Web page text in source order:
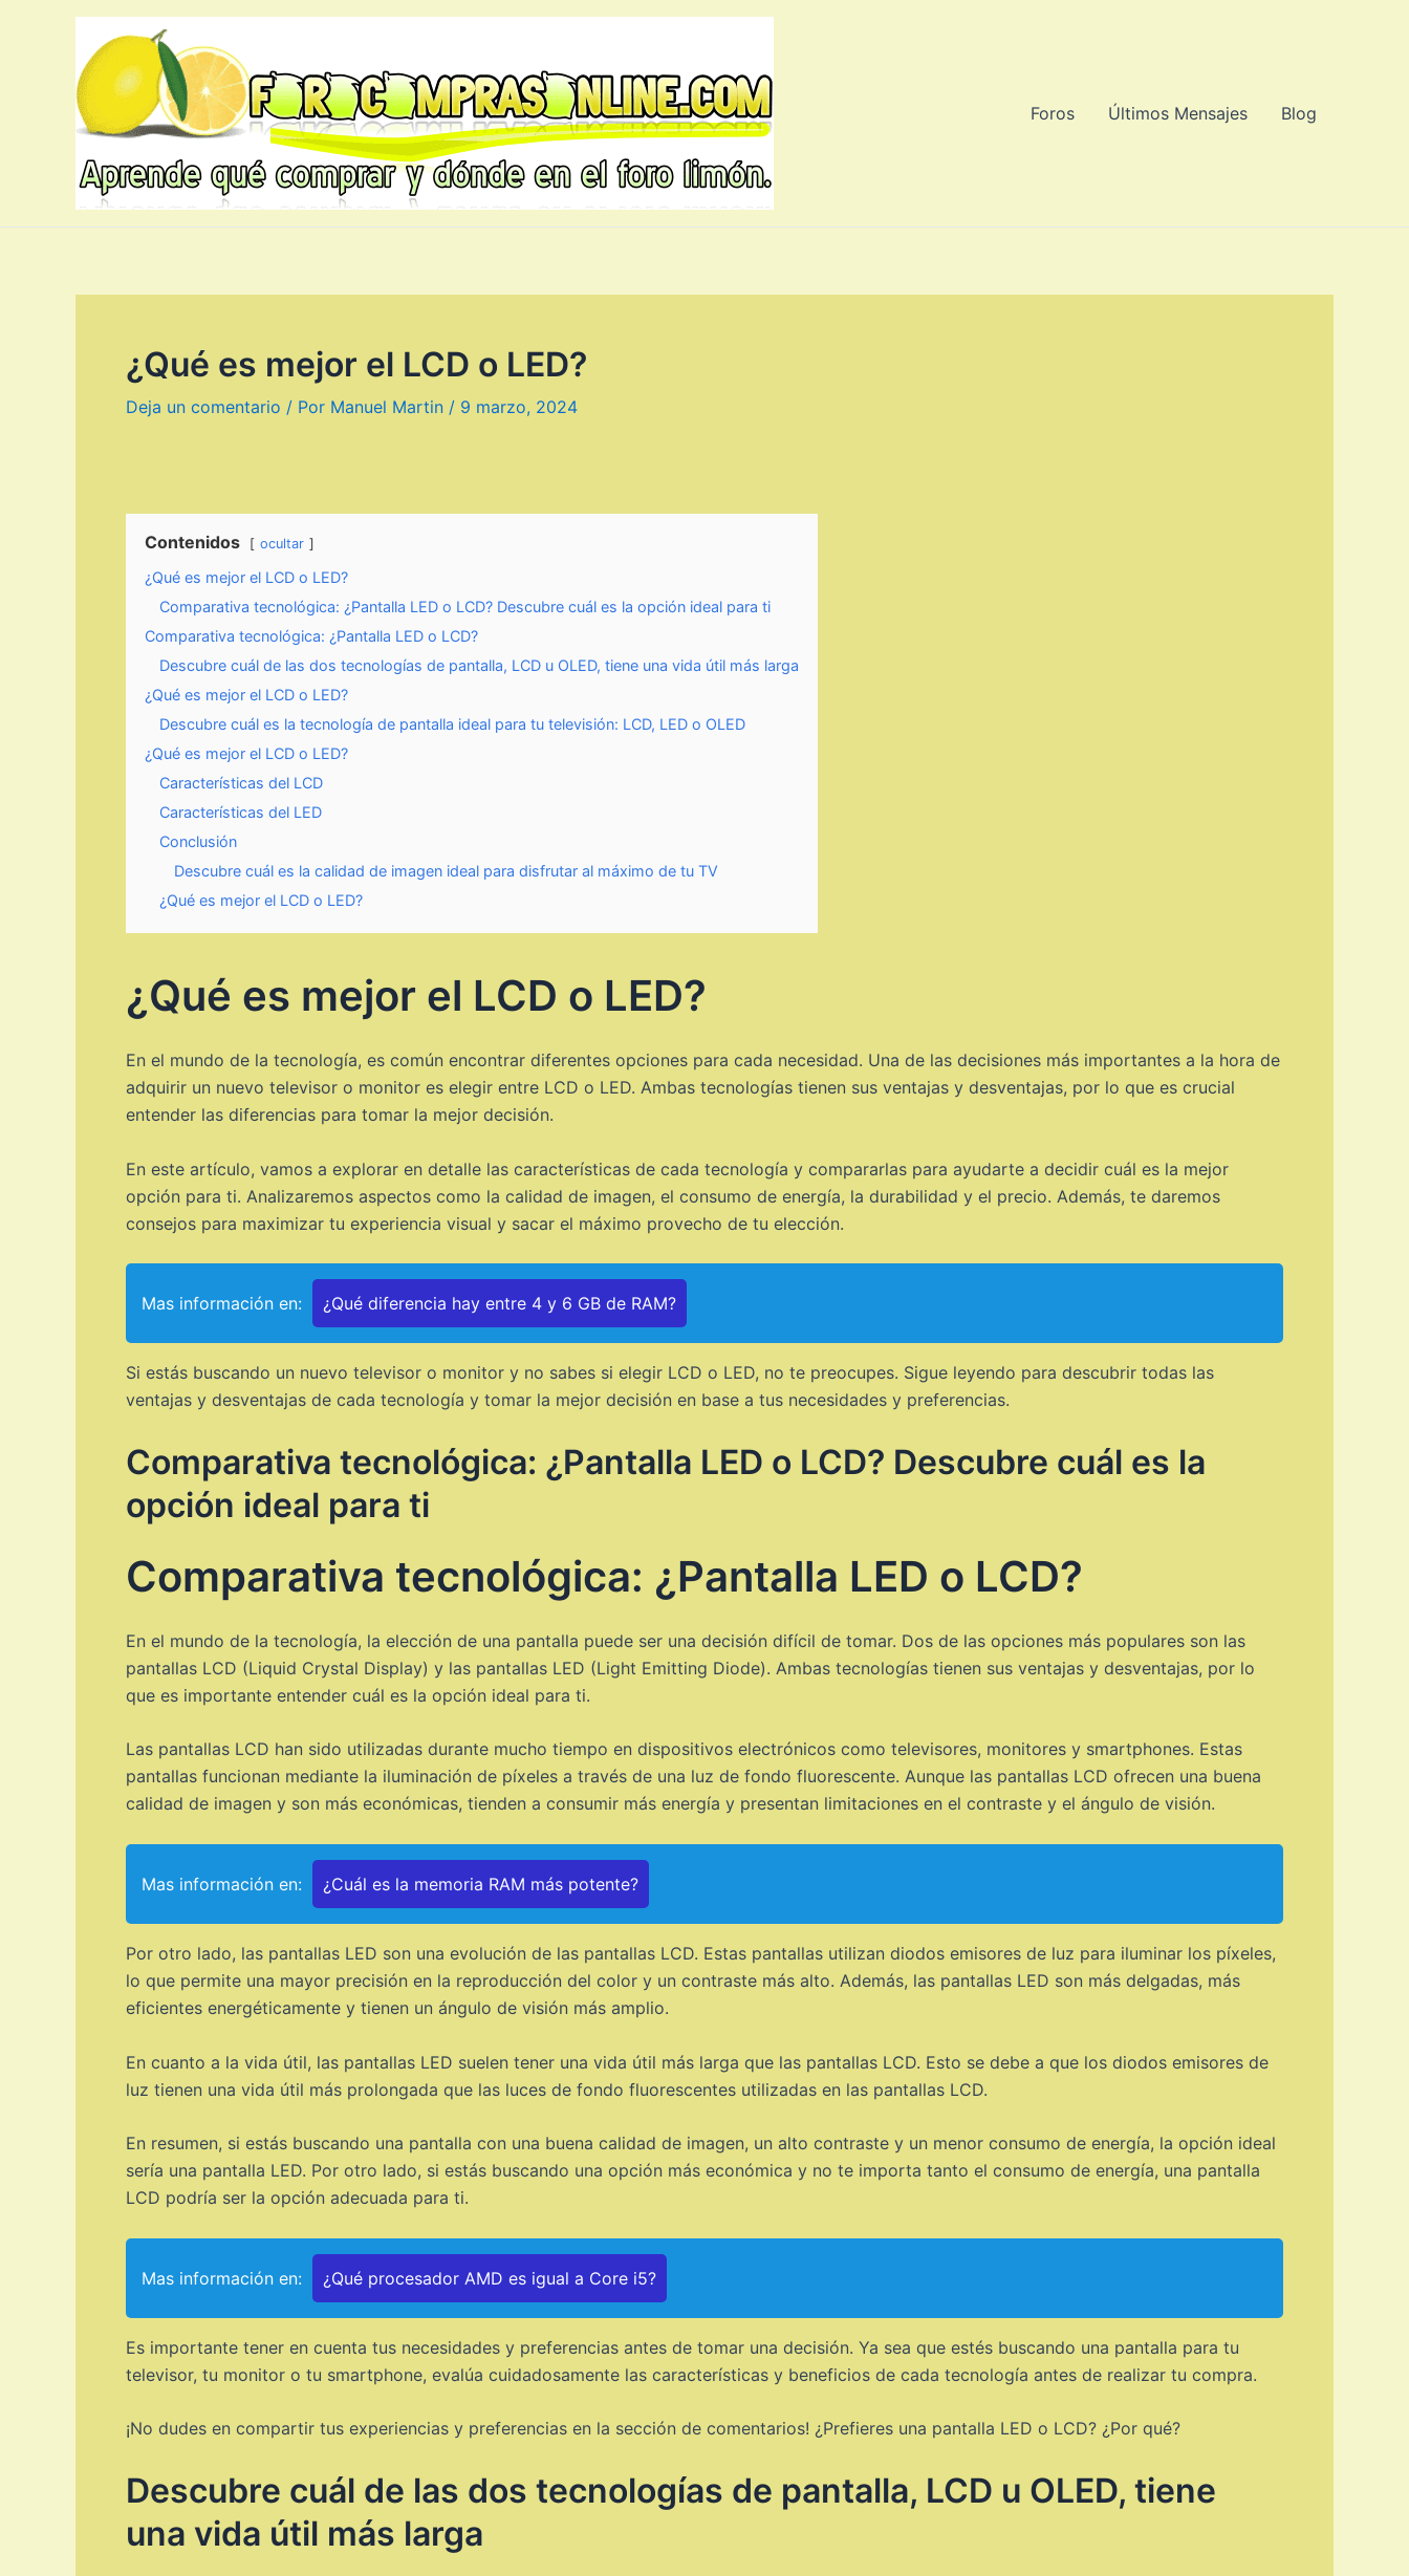
Foros Últimos Mensajes Blog
¿Qué es mejor el LCD o LED?
Deja un comentario / Por Manuel Martin / 9 marzo, 2024
Contenidos ocultar
¿Qué es mejor el LCD o LED?
Comparativa tecnológica: ¿Pantalla LED o LCD? Descubre cuál es la opción ideal para ti
Comparativa tecnológica: ¿Pantalla LED o LCD?
Descubre cuál de las dos tecnologías de pantalla, LCD u OLED, tiene una vida útil más larga
¿Qué es mejor el LCD o LED?
Descubre cuál es la tecnología de pantalla ideal para tu televisión: LCD, LED o OLED
¿Qué es mejor el LCD o LED?
Características del LCD
Características del LED
Conclusión
Descubre cuál es la calidad de imagen ideal para disfrutar al máximo de tu TV
¿Qué es mejor el LCD o LED?
¿Qué es mejor el LCD o LED?
En el mundo de la tecnología, es común encontrar diferentes opciones para cada necesidad. Una de las decisiones más importantes a la hora de
adquirir un nuevo televisor o monitor es elegir entre LCD o LED. Ambas tecnologías tienen sus ventajas y desventajas, por lo que es crucial
entender las diferencias para tomar la mejor decisión.
En este artículo, vamos a explorar en detalle las características de cada tecnología y compararlas para ayudarte a decidir cuál es la mejor
opción para ti. Analizaremos aspectos como la calidad de imagen, el consumo de energía, la durabilidad y el precio. Además, te daremos
consejos para maximizar tu experiencia visual y sacar el máximo provecho de tu elección.
Mas información en: ¿Qué diferencia hay entre 4 y 6 GB de RAM?
Si estás buscando un nuevo televisor o monitor y no sabes si elegir LCD o LED, no te preocupes. Sigue leyendo para descubrir todas las
ventajas y desventajas de cada tecnología y tomar la mejor decisión en base a tus necesidades y preferencias.
Comparativa tecnológica: ¿Pantalla LED o LCD? Descubre cuál es la
opción ideal para ti
Comparativa tecnológica: ¿Pantalla LED o LCD?
En el mundo de la tecnología, la elección de una pantalla puede ser una decisión difícil de tomar. Dos de las opciones más populares son las
pantallas LCD (Liquid Crystal Display) y las pantallas LED (Light Emitting Diode). Ambas tecnologías tienen sus ventajas y desventajas, por lo
que es importante entender cuál es la opción ideal para ti.
Las pantallas LCD han sido utilizadas durante mucho tiempo en dispositivos electrónicos como televisores, monitores y smartphones. Estas
pantallas funcionan mediante la iluminación de píxeles a través de una luz de fondo fluorescente. Aunque las pantallas LCD ofrecen una buena
calidad de imagen y son más económicas, tienden a consumir más energía y presentan limitaciones en el contraste y el ángulo de visión.
Mas información en: ¿Cuál es la memoria RAM más potente?
Por otro lado, las pantallas LED son una evolución de las pantallas LCD. Estas pantallas utilizan diodos emisores de luz para iluminar los píxeles,
lo que permite una mayor precisión en la reproducción del color y un contraste más alto. Además, las pantallas LED son más delgadas, más
eficientes energéticamente y tienen un ángulo de visión más amplio.
En cuanto a la vida útil, las pantallas LED suelen tener una vida útil más larga que las pantallas LCD. Esto se debe a que los diodos emisores de
luz tienen una vida útil más prolongada que las luces de fondo fluorescentes utilizadas en las pantallas LCD.
En resumen, si estás buscando una pantalla con una buena calidad de imagen, un alto contraste y un menor consumo de energía, la opción ideal
sería una pantalla LED. Por otro lado, si estás buscando una opción más económica y no te importa tanto el consumo de energía, una pantalla
LCD podría ser la opción adecuada para ti.
Mas información en: ¿Qué procesador AMD es igual a Core i5?
Es importante tener en cuenta tus necesidades y preferencias antes de tomar una decisión. Ya sea que estés buscando una pantalla para tu
televisor, tu monitor o tu smartphone, evalúa cuidadosamente las características y beneficios de cada tecnología antes de realizar tu compra.
¡No dudes en compartir tus experiencias y preferencias en la sección de comentarios! ¿Prefieres una pantalla LED o LCD? ¿Por qué?
Descubre cuál de las dos tecnologías de pantalla, LCD u OLED, tiene
una vida útil más larga